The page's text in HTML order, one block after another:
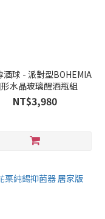
酒球 - 派對型BOHEMIA
水晶玻璃醒酒瓶組
NT$3,980